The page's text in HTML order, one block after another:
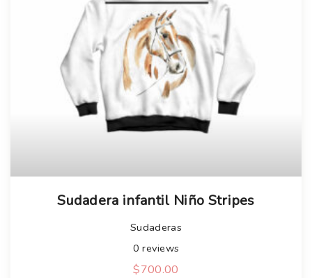
Sudadera infantil Niño Stripes
Sudaderas
0 reviews
$700.00